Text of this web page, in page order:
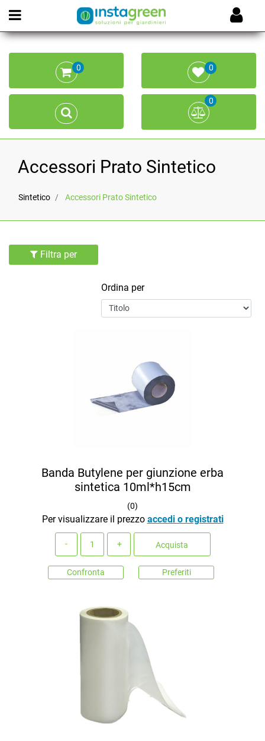
Open menu
0 0
0
Accessori Prato Sintetico
Sintetico Accessori Prato Sintetico
Filtra per
Ordina per
Banda Butylene per giunzione erba
sintetica 10ml*h15cm
(0)
Per visualizzare il prezzo accedi o registrati
Acquista
Confronta Preferiti